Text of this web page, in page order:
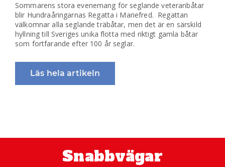
Sommarens stora evenemang för seglande veteranbåtar
blir Hundraåringarnas Regatta i Mariefred. Regattan
välkomnar alla seglande träbåtar, men det är en särskild
hyllning till Sveriges unika flotta med riktigt gamla båtar
som fortfarande efter 100 år seglar.
Läs hela artikeln
Snabbvägar